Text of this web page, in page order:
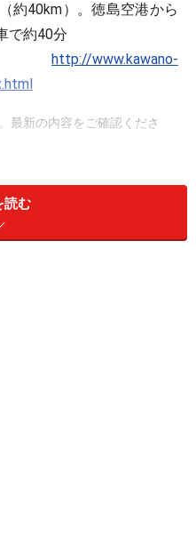
約40km）。徳島空港から
で約40分
http://www.kawano-
最新の内容をご確認くださ
読む